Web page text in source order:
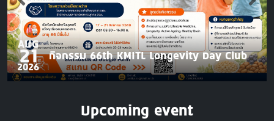
AUG
21
2026
กิจกรรม 66th KMITL Longevity Day Club
Upcoming event